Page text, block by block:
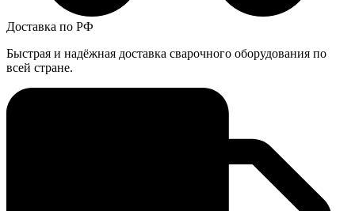
Доставка по РФ
Быстрая и надёжная доставка сварочного оборудования по
всей стране.